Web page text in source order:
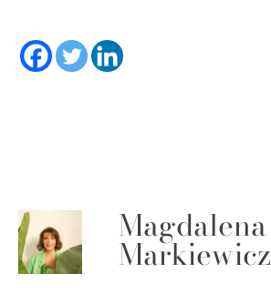
Magdalena
Markiewicz